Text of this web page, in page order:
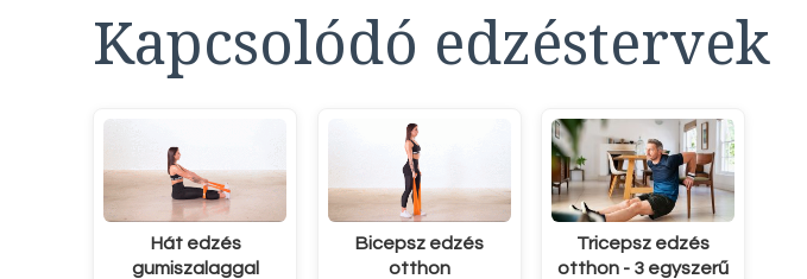
Kapcsolódó edzéstervek
Hát edzés
gumiszalaggal
Bicepsz edzés
otthon
Tricepsz edzés
otthon - 3 egyszerű